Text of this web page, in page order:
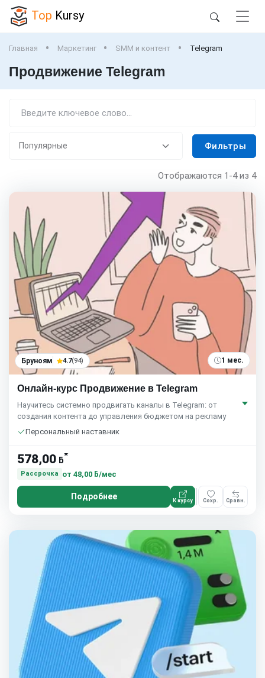
Top Kursy
Главная Маркетинг SMM и контент Telegram
Продвижение Telegram
Фильтры
Отображаются 1-4из 4
Бруноям 4.7(94) 1 мес.
Онлайн-курс Продвижение в Telegram
Научитесь системно продвигать каналы в Telegram: от
создания контента до управления бюджетом на рекламу
Персональный наставник
578,00 ƃ*
Рассрочка от 48,00 ƃ/мес
Подробнее К курсу Сохр. Сравн.